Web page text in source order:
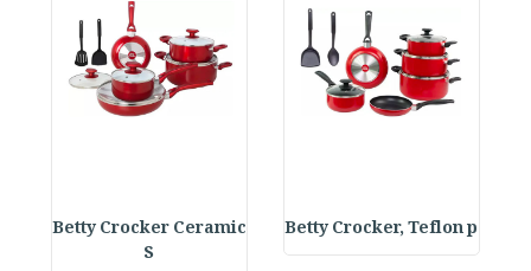
Betty Crocker, Teflon p
Betty Crocker Ceramic
S